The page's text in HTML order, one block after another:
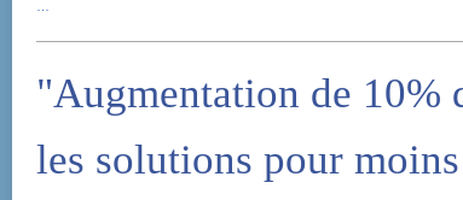
"Augmentation de 10%
les solutions pour